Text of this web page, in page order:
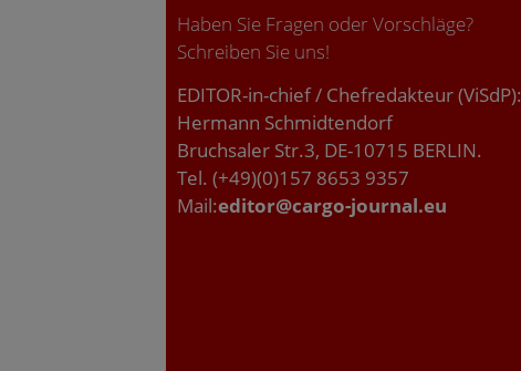
Haben Sie Fragen oder Vorschläge?
Schreiben Sie uns!
EDITOR-in-chief / Chefredakteur (ViSdP):
Hermann Schmidtendorf
Bruchsaler Str.3, DE-10715 BERLIN.
Tel. (+49)(0)157 8653 9357
Mail:editor@cargo-journal.eu